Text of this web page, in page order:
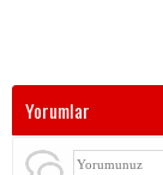
Yorumlar